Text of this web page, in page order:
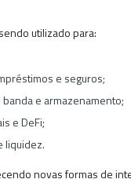
utilizado para:
e seguros;
e armazenamento;
e DeFi;
liquidez.
novas formas de